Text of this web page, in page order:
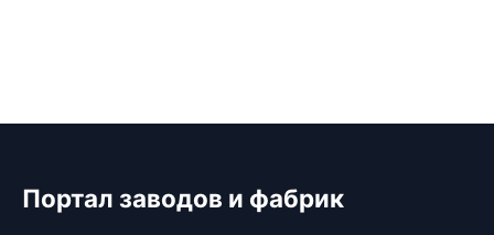
Портал заводов и фабрик